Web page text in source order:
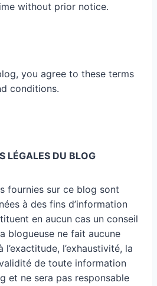
without prior notice.
you agree to these terms
conditions.
LÉGALES DU BLOG
fournies sur ce blog sont
à des fins d’information
en aucun cas un conseil
blogueuse ne fait aucune
l’exhaustivité, la
de toute information
et ne sera pas responsable